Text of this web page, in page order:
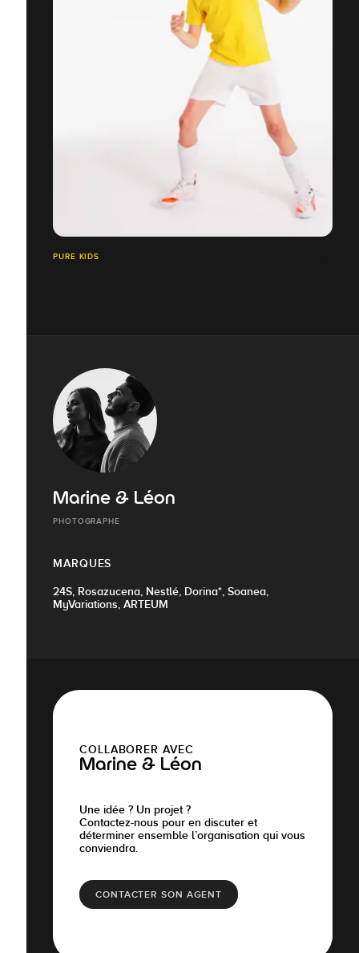
PURE KIDS
Marine & Léon
PHOTOGRAPHE
MARQUES
24S, Rosazucena, Nestlé, Dorina*, Soanea,
MyVariations, ARTEUM
COLLABORER AVEC
Marine & Léon
Une idée ? Un projet ?
Contactez-nous pour en discuter et
déterminer ensemble l’organisation qui vous
conviendra.
CONTACTER SON AGENT